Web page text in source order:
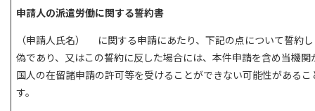
申請人の派遣労働に関する誓約書
（申請人氏名） に関する申請にあたり、下記の点について誓約
偽であり、又はこの誓約に反した場合には、本件申請を含め当機
国人の在留諸申請の許可等を受けることができない可能性がある
す。